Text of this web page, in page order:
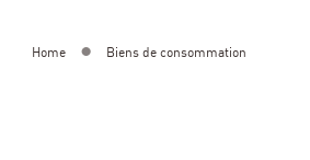
Home Biens de consommation